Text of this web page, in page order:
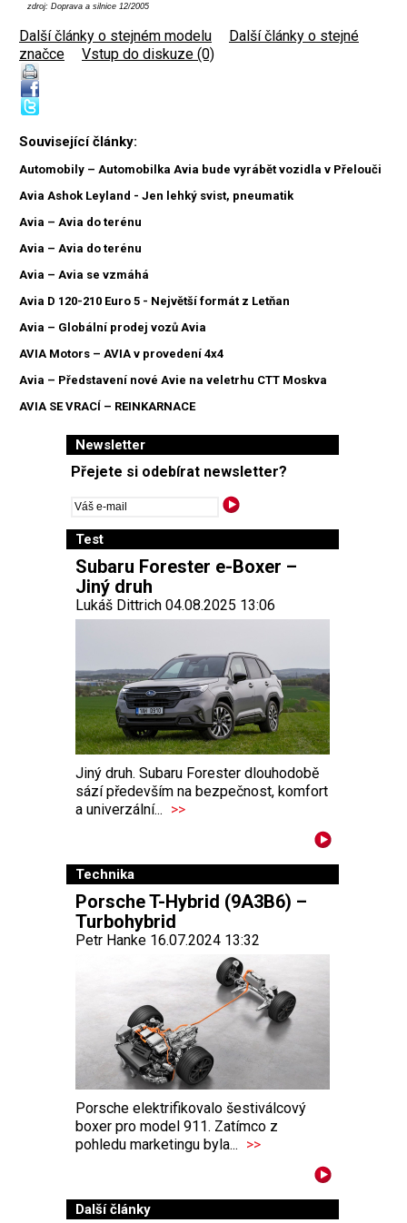
zdroj: Doprava a silnice 12/2005
Další články o stejném modelu
Další články o stejné
značce
Vstup do diskuze (0)
Související články:
Automobily – Automobilka Avia bude vyrábět vozidla v Přelouči
Avia Ashok Leyland - Jen lehký svist, pneumatik
Avia – Avia do terénu
Avia – Avia do terénu
Avia – Avia se vzmáhá
Avia D 120-210 Euro 5 - Největší formát z Letňan
Avia – Globální prodej vozů Avia
AVIA Motors – AVIA v provedení 4x4
Avia – Představení nové Avie na veletrhu CTT Moskva
AVIA SE VRACÍ – REINKARNACE
Newsletter
Přejete si odebírat newsletter?
Test
Subaru Forester e-Boxer –
Jiný druh
Lukáš Dittrich 04.08.2025 13:06
Jiný druh. Subaru Forester dlouhodobě
sází především na bezpečnost, komfort
a univerzální... >>
Technika
Porsche T-Hybrid (9A3B6) –
Turbohybrid
Petr Hanke 16.07.2024 13:32
Porsche elektrifikovalo šestiválcový
boxer pro model 911. Zatímco z
pohledu marketingu byla... >>
Další články